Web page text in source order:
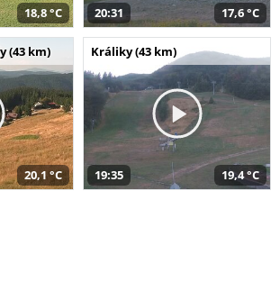
18,8 °C 20:31 17,6 °C
(43 km)
20,1 °C
Králiky (43 km)
19:35 19,4 °C